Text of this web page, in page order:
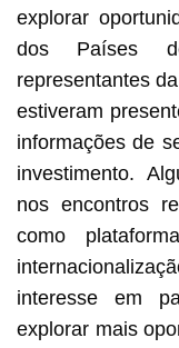
explorar
dos Países
representantes
estiveram
informações de
investimento.
nos encontros
como
interesse em
explorar mais